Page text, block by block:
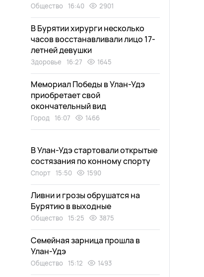
Общество 16:40 2901
В Бурятии хирурги несколько
часов восстанавливали лицо 17-
летней девушки
Здоровье 16:27 1645
Мемориал Победы в Улан-Удэ
приобретает свой
окончательный вид
Город 16:07 1466
В Улан-Удэ стартовали открытые
состязания по конному спорту
Спорт 15:50 1590
Ливни и грозы обрушатся на
Бурятию в выходные
Общество 15:25 3875
Семейная зарница прошла в
Улан-Удэ
Общество 15:12 1493